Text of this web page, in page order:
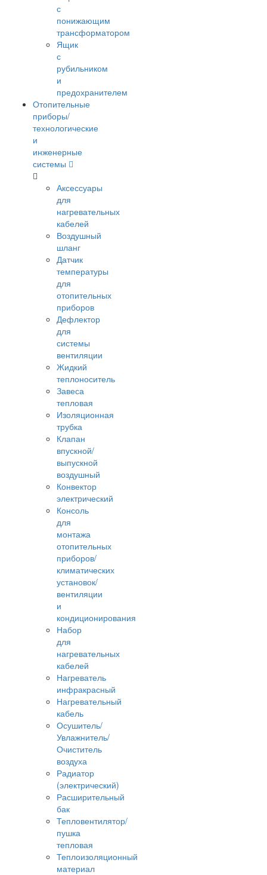
с
понижающим
трансформатором
Ящик
с
рубильником
и
предохранителем
Отопительные
приборы/
технологические
и
инженерные
системы
Аксессуары
для
нагревательных
кабелей
Воздушный
шланг
Датчик
температуры
для
отопительных
приборов
Дефлектор
для
системы
вентиляции
Жидкий
теплоноситель
Завеса
тепловая
Изоляционная
трубка
Клапан
впускной/
выпускной
воздушный
Конвектор
электрический
Консоль
для
монтажа
отопительных
приборов/
климатических
установок/
вентиляции
и
кондиционирования
Набор
для
нагревательных
кабелей
Нагреватель
инфракрасный
Нагревательный
кабель
Осушитель/
Увлажнитель/
Очиститель
воздуха
Радиатор
(электрический)
Расширительный
бак
Тепловентилятор/
пушка
тепловая
Теплоизоляционный
материал